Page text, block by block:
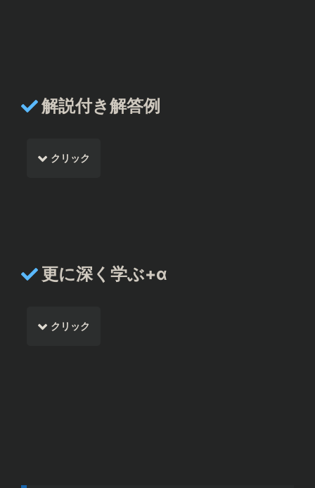
解説付き解答例
クリック
更に深く学ぶ+α
クリック